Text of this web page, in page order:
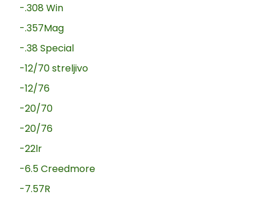
-.308 Win
-.357Mag
-.38 Special
-12/70 streljivo
-12/76
-20/70
-20/76
-22lr
-6.5 Creedmore
-7.57R